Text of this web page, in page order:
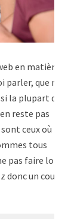
en matière
que ne
la plupart de
reste pas
ceux où
tous
pas faire lors
un coup